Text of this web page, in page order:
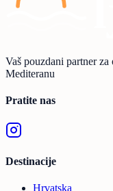
Vaš pouzdani partner
Mediteranu
Pratite nas
Destinacije
Hrvatska